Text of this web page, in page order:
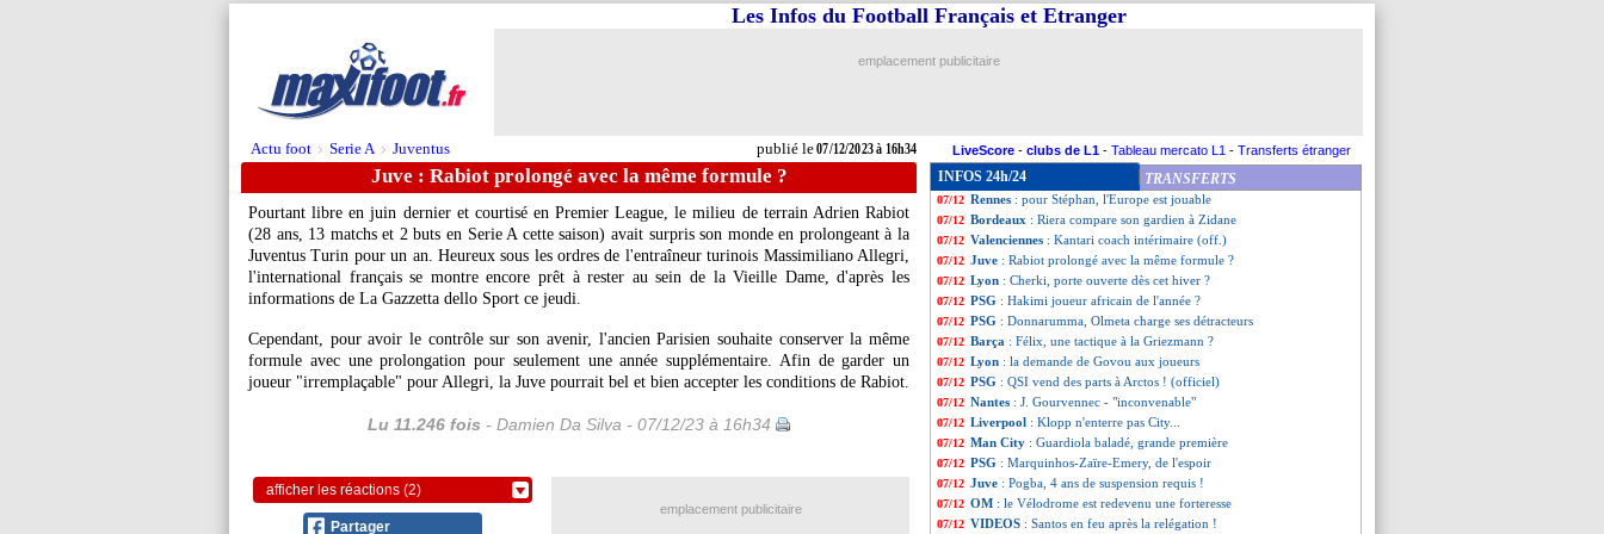
Actu foot > Serie A > Juventus publié le07/12/2023 à 16h34
Les Infos du Football Français et Etranger
emplacement publicitaire
LiveScore - clubs de L1 - Tableau mercato L1 - Transferts étranger
Juve : Rabiot prolongé avec la même formule ?
Pourtant libre en juin dernier et courtisé en Premier League, le milieu de terrain Adrien Rabiot
(28 ans, 13 matchs et 2 buts en Serie A cette saison) avait surpris son monde en prolongeant à la
Juventus Turin pour un an. Heureux sous les ordres de l'entraîneur turinois Massimiliano Allegri,
l'international français se montre encore prêt à rester au sein de la Vieille Dame, d'après les
informations de La Gazzetta dello Sport ce jeudi.
Cependant, pour avoir le contrôle sur son avenir, l'ancien Parisien souhaite conserver la même
formule avec une prolongation pour seulement une année supplémentaire. Afin de garder un
joueur "irremplaçable" pour Allegri, la Juve pourrait bel et bien accepter les conditions de Rabiot.
Lu 11.246 fois - Damien Da Silva - 07/12/23 à 16h34
afficher les réactions (2)
Partager
INFOS 24h/24 TRANSFERTS
07/12 Hol.: le PSV reçu 15 sur 15
07/12 ASSE
07/12 Sondage MF: le PSG verra les 8es, mais...
07/12 Divers: propos sexistes, Barton dérape
07/12 Rennes : pour Stéphan, l'Europe est jouable
07/12 Bordeaux : Riera compare son gardien à Zidane
07/12 Valenciennes : Kantari coach intérimaire (off.)
07/12 Juve : Rabiot prolongé avec la même formule ?
07/12 Lyon : Cherki, porte ouverte dès cet hiver ?
07/12 PSG : Hakimi joueur africain de l'année ?
07/12 PSG : Donnarumma, Olmeta charge ses détracteurs
07/12 Barça : Félix, une tactique à la Griezmann ?
07/12 Lyon : la demande de Govou aux joueurs
07/12 PSG : QSI vend des parts à Arctos ! (officiel)
07/12 Nantes : J. Gourvennec - "inconvenable"
07/12 Liverpool : Klopp n'enterre pas City...
07/12 Man City : Guardiola baladé, grande première
07/12 PSG : Marquinhos-Zaïre-Emery, de l'espoir
07/12 Juve : Pogba, 4 ans de suspension requis !
07/12 OM : le Vélodrome est redevenu une forteresse
07/12 VIDEOS : Santos en feu après la relégation !
emplacement publicitaire